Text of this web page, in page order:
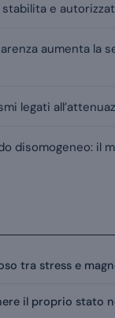
e autorizzata
aumenta la
legati
disomogeneo: il
tra stress e
il proprio stato